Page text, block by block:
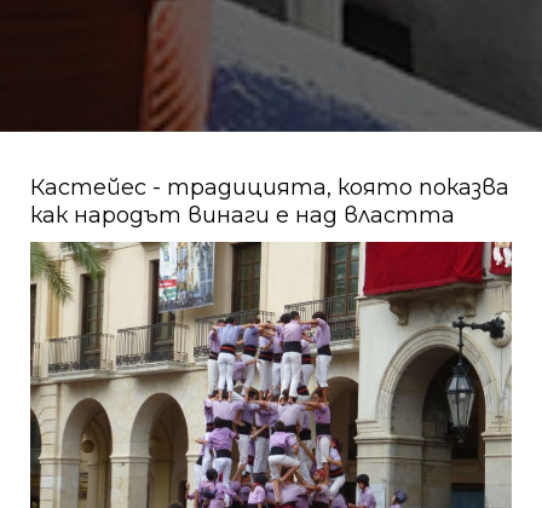
Кастейес - традицията, която показва
как народът винаги е над властта